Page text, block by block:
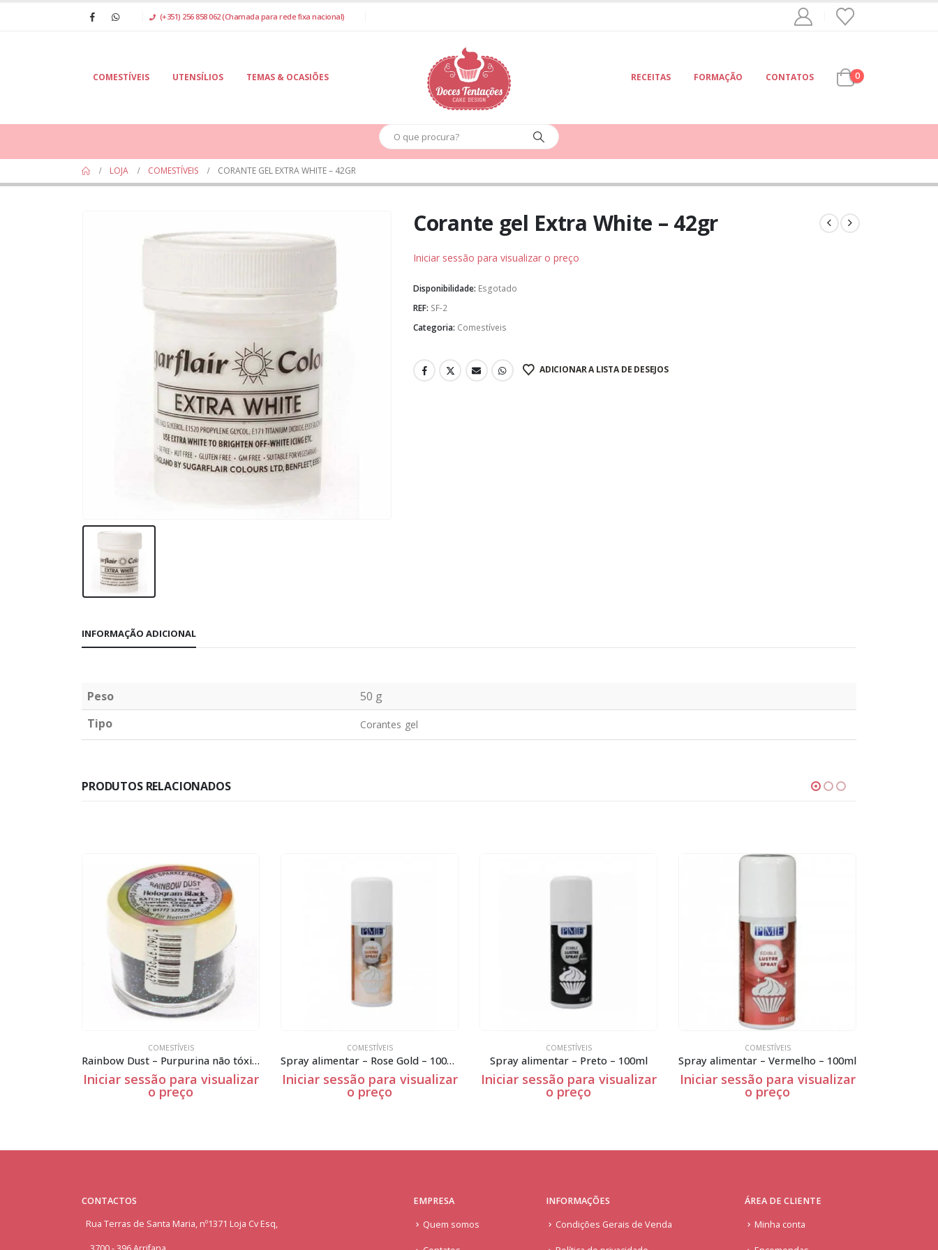
(+351) 256 858 062 (Chamada para rede fixa nacional)
COMESTÍVEIS UTENSÍLIOS TEMAS & OCASIÕES RECEITAS FORMAÇÃO CONTATOS 0
LOJA COMESTÍVEIS CORANTE GEL EXTRA WHITE – 42GR
Corante gel Extra White – 42gr
Iniciar sessão para visualizar o preço
Disponibilidade: Esgotado
REF: SF-2
Categoria: Comestíveis
ADICIONAR A LISTA DE DESEJOS
INFORMAÇÃO ADICIONAL
Peso
50 g
Tipo
Corantes gel
PRODUTOS RELACIONADOS
COMESTÍVEIS
Rainbow Dust – Purpurina não tóxica – Hologram Black – 5g
Iniciar sessão para visualizar
o preço
COMESTÍVEIS
Spray alimentar – Rose Gold – 100ml
Iniciar sessão para visualizar
o preço
COMESTÍVEIS
Spray alimentar – Preto – 100ml
Iniciar sessão para visualizar
o preço
COMESTÍVEIS
Spray alimentar – Vermelho – 100ml
Iniciar sessão para visualizar
o preço
CONTACTOS
Rua Terras de Santa Maria, nº1371 Loja Cv Esq,
EMPRESA
Quem somos
INFORMAÇÕES
Condições Gerais de Venda
ÁREA DE CLIENTE
Minha conta